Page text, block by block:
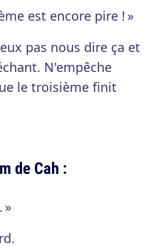
est encore pire ! »
pas nous dire ça et
N'empêche
le troisième finit
de Cah :
»